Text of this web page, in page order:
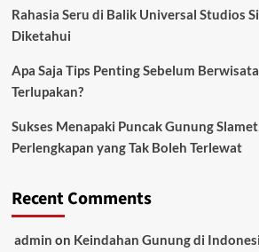
Rahasia Seru di Balik Universal Studios
Diketahui
Apa Saja Tips Penting Sebelum
Terlupakan?
Sukses Menapaki Puncak Gunung
Perlengkapan yang Tak Boleh Terlewat
Recent Comments
admin on Keindahan Gunung di